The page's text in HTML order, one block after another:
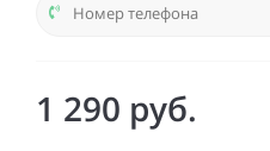
1 290 руб.